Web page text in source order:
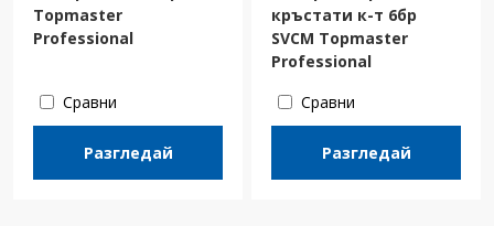
Topmaster
Professional
Сравни
Разгледай
кръстати к-т 6бр
SVCM Topmaster
Professional
Сравни
Разгледай